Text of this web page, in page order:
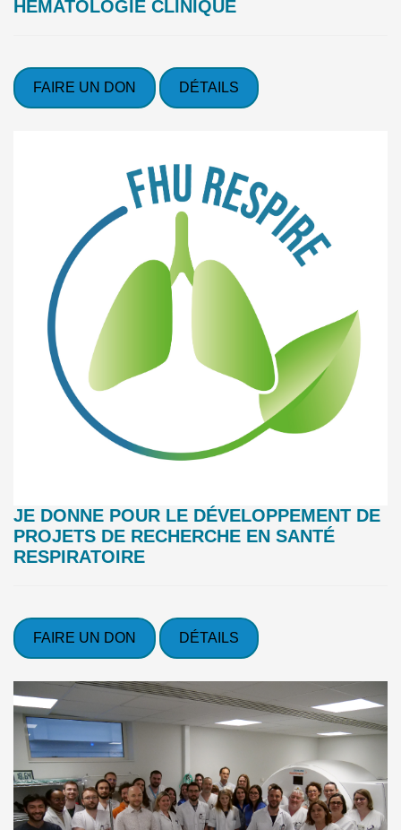
HÉMATOLOGIE CLINIQUE
FAIRE UN DON DÉTAILS
JE DONNE POUR LE DÉVELOPPEMENT DE
PROJETS DE RECHERCHE EN SANTÉ
RESPIRATOIRE
FAIRE UN DON DÉTAILS